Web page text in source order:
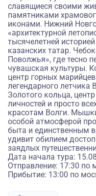
славящиеся своими
памятниками
иконами. Нижний
«архитектурной
тысячелетней
казанских татар.
Поволжья», где тесно
чувашская культуры.
центр горных
легендарного летчика
Золотого кольца,
личностей и просто
красотам Волги.
особой атмосферой
быта и единственным
удивит обилием
заядлых
Дата начала тура:
Отправление: 17:30 по
Прибытие: 13:00 по